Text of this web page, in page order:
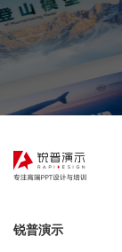
锐普演示